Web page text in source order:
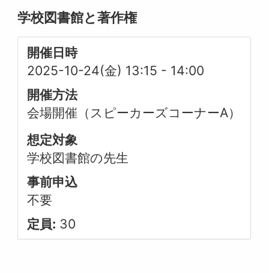
学校図書館と著作権
開催日時
2025-10-24(金) 13:15 - 14:00
開催方法
会場開催（スピーカーズコーナーA）
想定対象
学校図書館の先生
事前申込
不要
定員: 30